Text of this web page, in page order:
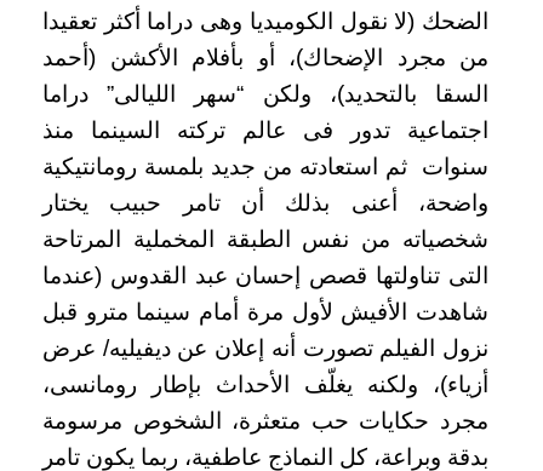
الضحك (لا نقول الكوميديا وهى دراما أكثر تعقيدا
من مجرد الإضحاك)، أو بأفلام الأكشن (أحمد
السقا بالتحديد)، ولكن “سهر الليالى” دراما
اجتماعية تدور فى عالم تركته السينما منذ
سنوات ثم استعادته من جديد بلمسة رومانتيكية
واضحة، أعنى بذلك أن تامر حبيب يختار
شخصياته من نفس الطبقة المخملية المرتاحة
التى تناولتها قصص إحسان عبد القدوس (عندما
شاهدت الأفيش لأول مرة أمام سينما مترو قبل
نزول الفيلم تصورت أنه إعلان عن ديفيليه/ عرض
أزياء)، ولكنه يغلّف الأحداث بإطار رومانسى،
مجرد حكايات حب متعثرة، الشخوص مرسومة
بدقة وبراعة، كل النماذج عاطفية، ربما يكون تامر